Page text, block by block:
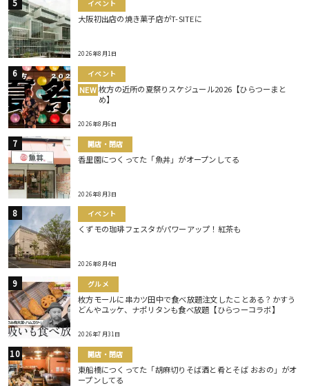
イベント
大阪初出店の焼き菓子店がT-SITEに
2026年8月1日
イベント
NEW 枚方の近所の夏祭りスケジュール2026【ひらつーまと
め】
2026年8月6日
開店・閉店
香里園につくってた「魚丼」がオープンしてる
2026年8月3日
イベント
くずモの珈琲フェスタがパワーアップ！紅茶も
2026年8月4日
グルメ
枚方モールに串カツ田中で食べ放題注文したことある？かすう
どんやユッケ、ナポリタンも食べ放題【ひらつーコラボ】
2026年7月31日
開店・閉店
東船橋につくってた「胡麻切りそば酒と肴とそば おおの」がオ
ープンしてる